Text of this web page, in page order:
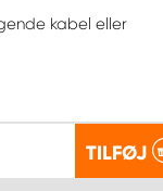
kabel eller
TILFØJ